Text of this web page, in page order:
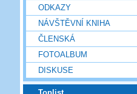
ODKAZY
NÁVŠTĚVNÍ KNIHA
ČLENSKÁ
FOTOALBUM
DISKUSE